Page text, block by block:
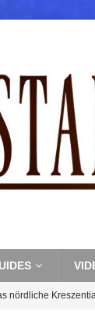
nördliche